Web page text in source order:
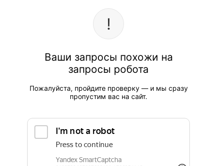
Ваши запросы похожи на
запросы робота
Пожалуйста, пройдите проверку — и мы сразу
пропустим вас на сайт.